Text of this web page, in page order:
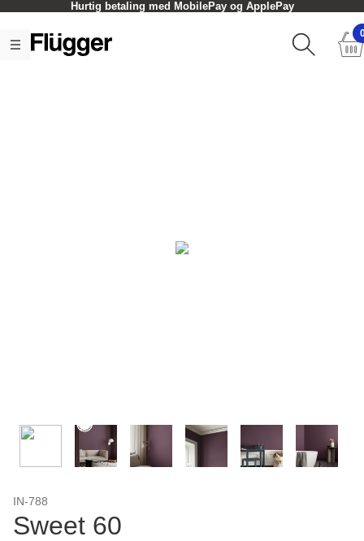
Hurtig betaling med MobilePay og ApplePay
IN-788
Sweet 60